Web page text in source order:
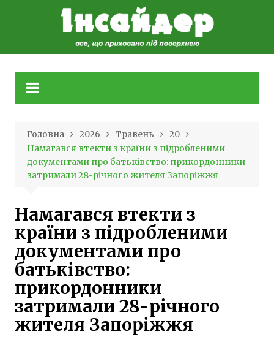
Головна 2026 Травень
20
Намагався втекти з країни з підробленими
документами про батьківство: прикордонники
затримали 28-річного жителя Запоріжжя
Намагався втекти з
країни з підробленими
документами про
батьківство:
прикордонники
затримали 28-річного
жителя Запоріжжя